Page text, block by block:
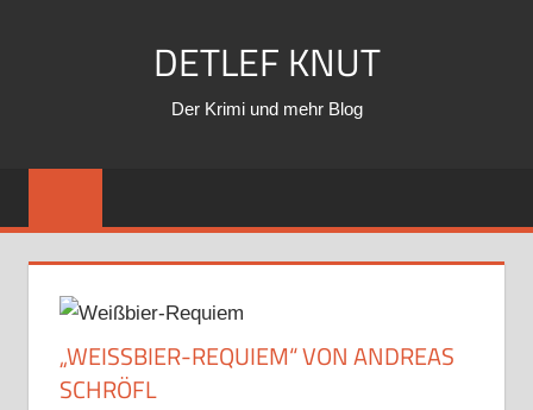
DETLEF KNUT
Der Krimi und mehr Blog
„WEISSBIER-REQUIEM“ VON ANDREAS S
CHRÖFL